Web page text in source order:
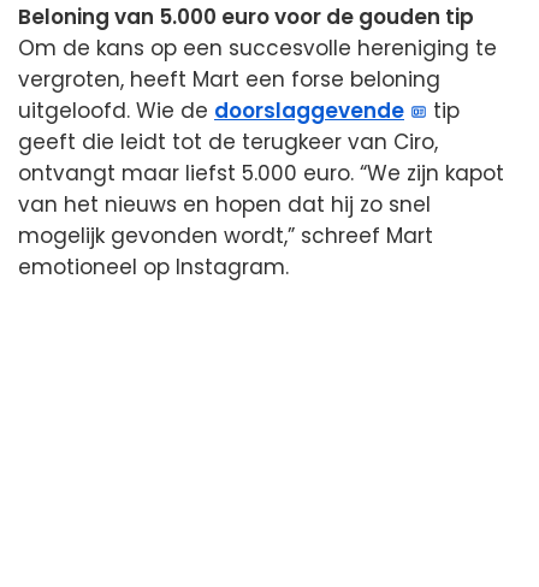
Beloning van 5.000 euro voor de gouden tip
Om de kans op een succesvolle hereniging te
vergroten, heeft Mart een forse beloning
uitgeloofd. Wie de doorslaggevende
tip
geeft die leidt tot de terugkeer van Ciro,
ontvangt maar liefst 5.000 euro. “We zijn kapot
van het nieuws en hopen dat hij zo snel
mogelijk gevonden wordt,” schreef Mart
emotioneel op Instagram.